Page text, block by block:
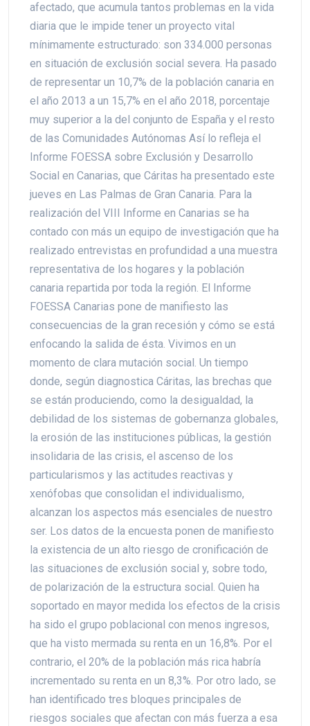
afectado, que acumula tantos problemas en la vida
diaria que le impide tener un proyecto vital
mínimamente estructurado: son 334.000 personas
en situación de exclusión social severa. Ha pasado
de representar un 10,7% de la población canaria en
el año 2013 a un 15,7% en el año 2018, porcentaje
muy superior a la del conjunto de España y el resto
de las Comunidades Autónomas Así lo refleja el
Informe FOESSA sobre Exclusión y Desarrollo
Social en Canarias, que Cáritas ha presentado este
jueves en Las Palmas de Gran Canaria. Para la
realización del VIII Informe en Canarias se ha
contado con más un equipo de investigación que ha
realizado entrevistas en profundidad a una muestra
representativa de los hogares y la población
canaria repartida por toda la región. El Informe
FOESSA Canarias pone de manifiesto las
consecuencias de la gran recesión y cómo se está
enfocando la salida de ésta. Vivimos en un
momento de clara mutación social. Un tiempo
donde, según diagnostica Cáritas, las brechas que
se están produciendo, como la desigualdad, la
debilidad de los sistemas de gobernanza globales,
la erosión de las instituciones públicas, la gestión
insolidaria de las crisis, el ascenso de los
particularismos y las actitudes reactivas y
xenófobas que consolidan el individualismo,
alcanzan los aspectos más esenciales de nuestro
ser. Los datos de la encuesta ponen de manifiesto
la existencia de un alto riesgo de cronificación de
las situaciones de exclusión social y, sobre todo,
de polarización de la estructura social. Quien ha
soportado en mayor medida los efectos de la crisis
ha sido el grupo poblacional con menos ingresos,
que ha visto mermada su renta en un 16,8%. Por el
contrario, el 20% de la población más rica habría
incrementado su renta en un 8,3%. Por otro lado, se
han identificado tres bloques principales de
riesgos sociales que afectan con más fuerza a esa